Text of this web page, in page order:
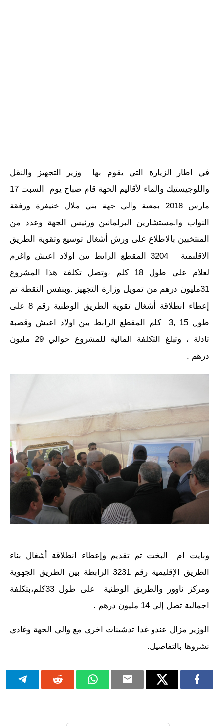
في اطار الزيارة التي يقوم بها وزير التجهيز والنقل
واللوجيستيك والماء لأقاليم الجهة قام صباح يوم السبت 17
مارس 2018 بمعية والي جهة بني ملال خنيفرة ورفقة
النواب والمستشارين البرلمانين ورئيس الجهة وعدد من
المنتخبين بالاطلاع على ورش أشغال توسيع وتقوية الطريق
الاقليمية 3204 المقطع الرابط بين اولاد اعيش واغرم
لعلام على طول 18 كلم ،وتصل تكلفة هذا المشروع
31مليون درهم من تمويل وزارة التجهيز .وبنفس النقطة تم
إعطاء انطلاقة أشغال تقوية الطريق الوطنية رقم 8 على
طول 15 ,3 كلم المقطع الرابط بين اولاد اعيش وقصبة
تادلة ، وتبلغ التكلفة المالية للمشروع حوالي 29 مليون
درهم .
وبايت ام البخت تم تقديم وإعطاء انطلاقة أشغال بناء
الطريق الإقليمية رقم 3231 الرابطة بين الطريق الجهوية
ومركز ناوور والطريق الوطنية على طول 33كلم،بتكلفة
اجمالية تصل إلى 14 مليون درهم .
الوزير مزال عندو غدا تدشينات اخرى مع والي الجهة وغادي
نشروها بالتفاصيل.